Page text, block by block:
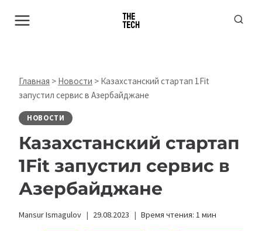
Главная > Новости > Казахстанский стартап 1Fit
запустил сервис в Азербайджане
НОВОСТИ
Казахстанский стартап
1Fit запустил сервис в
Азербайджане
Mansur Ismagulov 29.08.2023 Время чтения: 1 мин